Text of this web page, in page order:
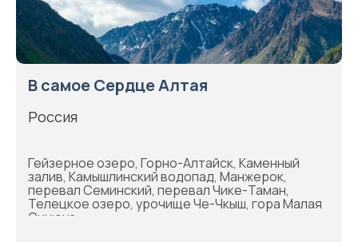
В самое Сердце Алтая
Россия
Гейзерное озеро, Горно-Алтайск, Каменный
залив, Камышлинский водопад, Манжерок,
перевал Семинский, перевал Чике-Таман,
Телецкое озеро, урочище Че-Чкыш, гора Малая
Синюха